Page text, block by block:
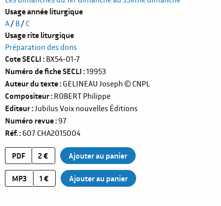
Usage année liturgique
A/ B/ C
Usage rite liturgique
Préparation des dons
Cote SECLI BX54-01-7
Numéro de fiche SECLI 19953
Auteur du texte GELINEAU Joseph © CNPL
Compositeur ROBERT Philippe
Editeur Jubilus Voix nouvelles Éditions
Numéro revue 97
Réf. 607 CHA2015004
PDF 2 €
MP3 1 €